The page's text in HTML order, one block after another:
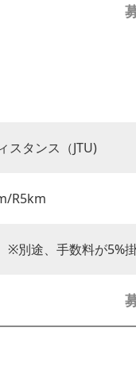
スタンス（JTU)
R5km
別途、手数料が5%